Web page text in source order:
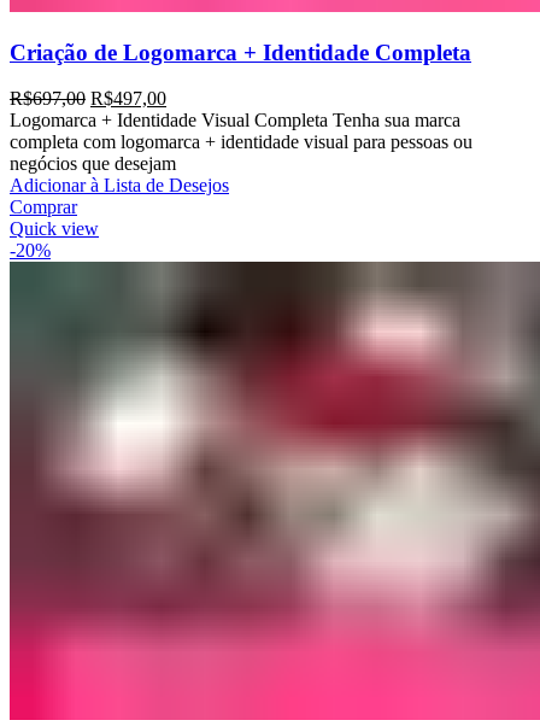
Criação de Logomarca + Identidade Completa
R$697,00 R$497,00
Logomarca + Identidade Visual Completa Tenha sua marca
completa com logomarca + identidade visual para pessoas ou
negócios que desejam
Adicionar à Lista de Desejos
Comprar
Quick view
-20%